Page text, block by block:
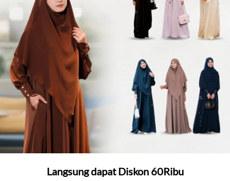
Langsung dapat Diskon 60Ribu